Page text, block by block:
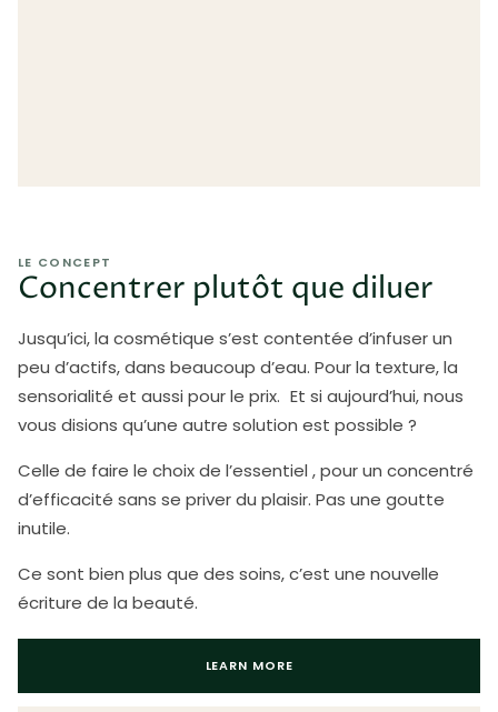
LE CONCEPT
Concentrer plutôt que diluer
Jusqu’ici, la cosmétique s’est contentée d’infuser un
peu d’actifs, dans beaucoup d’eau. Pour la texture, la
sensorialité et aussi pour le prix. Et si aujourd’hui, nous
vous disions qu’une autre solution est possible ?
Celle de faire le choix de l’essentiel , pour un concentré
d’efficacité sans se priver du plaisir. Pas une goutte
inutile.
Ce sont bien plus que des soins, c’est une nouvelle
écriture de la beauté.
LEARN MORE